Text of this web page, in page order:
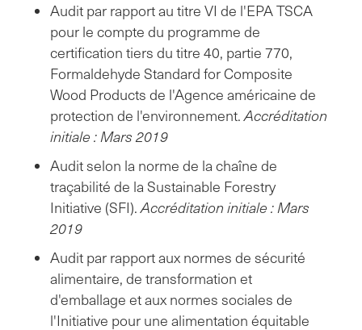
Audit par rapport au titre VI de l'EPA TSCA
pour le compte du programme de
certification tiers du titre 40, partie 770,
Formaldehyde Standard for Composite
Wood Products de l'Agence américaine de
protection de l'environnement.Accréditation
initiale : Mars 2019
Audit selon la norme de la chaîne de
traçabilité de la Sustainable Forestry
Initiative (SFI).Accréditation initiale : Mars
2019
Audit par rapport aux normes de sécurité
alimentaire, de transformation et
d'emballage et aux normes sociales de
l'Initiative pour une alimentation équitable